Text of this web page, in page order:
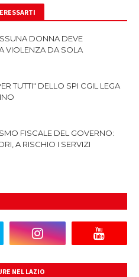
DONNA DEVE
VIOLENZA DA SOLA
TUTTI" DELLO SPI CGIL LEGA
FISCALE DEL GOVERNO:
A RISCHIO I SERVIZI
NEL LAZIO